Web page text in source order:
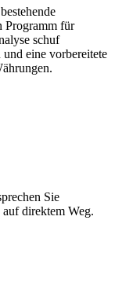
Programm für
schuf
eine vorbereitete
Sie
auf direktem Weg.